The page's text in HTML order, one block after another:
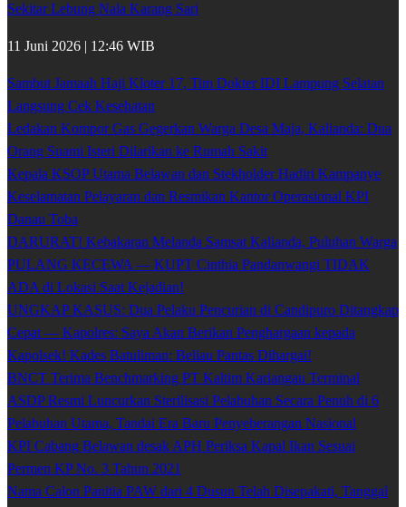
Sekitar Lebung Nala Karang Sari
11 Juni 2026 | 12:46 WIB
Sambut Jamaah Haji Kloter 17, Tim Dokter IDI Lampung Selatan
Langsung Cek Kesehatan
Ledakan Kompor Gas Gegerkan Warga Desa Maja, Kalianda: Dua
Orang Suami Isteri Dilarikan ke Rumah Sakit
Kepala KSOP Utama Belawan dan Stekholder Hadiri Kampanye
Keselamatan Pelayaran dan Resmikan Kantor Operasional KPI
Danau Toba
DARURAT! Kebakaran Melanda Samsat Kalianda, Puluhan Warga
PULANG KECEWA — KUPT Cinthia Pandanwangi TIDAK
ADA di Lokasi Saat Kejadian!
UNGKAP KASUS: Dua Pelaku Pencurian di Candipuro Ditangkap
Cepat — Kapolres: Saya Akan Berikan Penghargaan kepada
Kapolsek! Kades Batuliman: Beliau Pantas Dihargai!
BNCT Terima Benchmarking PT Kaltim Kariangau Terminal
ASDP Resmi Luncurkan Sterilisasi Pelabuhan Secara Penuh di 6
Pelabuhan Utama, Tandai Era Baru Penyeberangan Nasional
KPI Cabang Belawan desak APH Periksa Kapal Ikan Sesuai
Permen KP No. 3 Tahun 2021
Nama Calon Panitia PAW dari 4 Dusun Telah Disepakati, Tanggal